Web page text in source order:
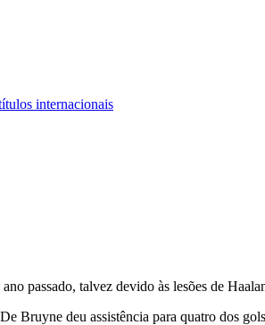
internacionais
passado, talvez devido às lesões de
Bruyne deu assistência para quatro dos